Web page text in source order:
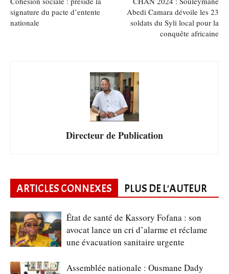
signature du pacte d’entente
nationale
Abedi Camara dévoile les 23
soldats du Syli local pour la
conquête africaine
Directeur de Publication
ARTICLES CONNEXES PLUS DE L'AUTEUR
État de santé de Kassory Fofana : son
avocat lance un cri d’alarme et réclame
une évacuation sanitaire urgente
Assemblée nationale : Ousmane Dady